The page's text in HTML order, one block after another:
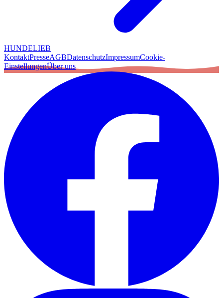
HUNDELIEB
KontaktPresseAGBDatenschutzImpressumCookie-
EinstellungenÜber uns